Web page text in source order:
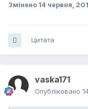
Змінено 14 червня,
Цитата
vaska171
Опубліковано